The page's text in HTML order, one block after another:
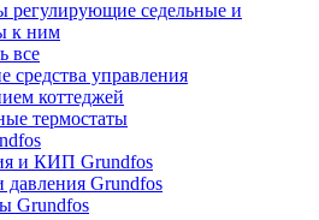
регулирующие седельные и
к ним
все
средства управления
коттеджей
термостаты
и КИП Grundfos
давления Grundfos
Grundfos